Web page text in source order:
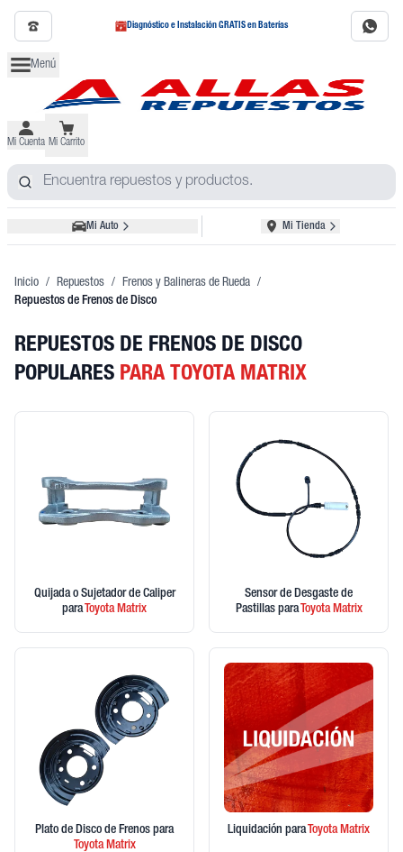
Diagnóstico e Instalación GRATIS en Baterías
Menú
Mi Cuenta Mi Carrito
Mi Auto Mi Tienda
Inicio / Repuestos / Frenos y Balineras de Rueda /
Repuestos de Frenos de Disco
REPUESTOS DE FRENOS DE DISCO
POPULARES PARA TOYOTA MATRIX
Quijada o Sujetador de Caliper
para ToyotaMatrix
Sensor de Desgaste de
Pastillas para ToyotaMatrix
Plato de Disco de Frenos para
ToyotaMatrix
Liquidación para ToyotaMatrix